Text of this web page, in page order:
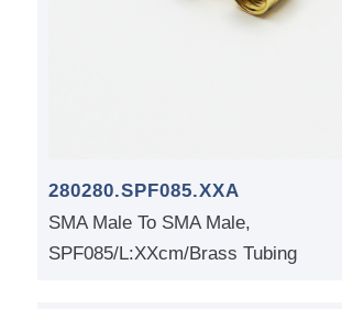
280280.SPF085.XXA
SMA Male To SMA Male,
SPF085/L:XXcm/Brass Tubing